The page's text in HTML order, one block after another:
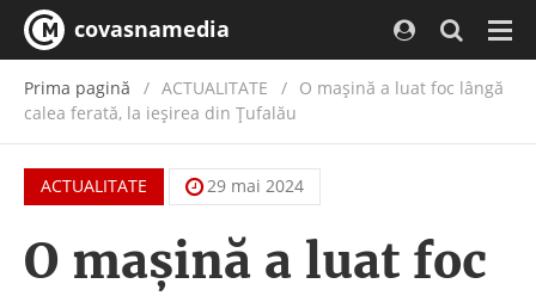
covasnamedia
Prima pagină ACTUALITATE / O mașină a luat foc lângă
calea ferată, la ieșirea din Țufalău
ACTUALITATE 29 mai 2024
O mașină a luat foc